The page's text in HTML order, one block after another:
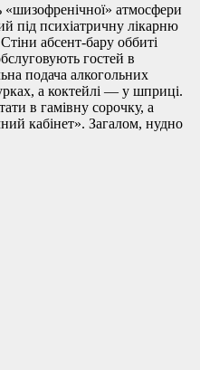
«шизофренічної» атмосфери
під психіатричну лікарню
абсент-бару оббиті
гостей в
подача алкогольних
а коктейлі — у шприці.
в гамівну сорочку, а
кабінет». Загалом, нудно